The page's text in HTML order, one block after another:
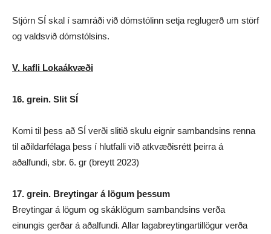
Stjórn SÍ skal í samráði við dómstólinn setja reglugerð um störf
og valdsvið dómstólsins.
V. kafli Lokaákvæði
16. grein. Slit SÍ
Komi til þess að SÍ verði slitið skulu eignir sambandsins renna
til aðildarfélaga þess í hlutfalli við atkvæðisrétt þeirra á
aðalfundi, sbr. 6. gr (breytt 2023)
17. grein. Breytingar á lögum þessum
Breytingar á lögum og skáklögum sambandsins verða
einungis gerðar á aðalfundi. Allar lagabreytingartillögur verða